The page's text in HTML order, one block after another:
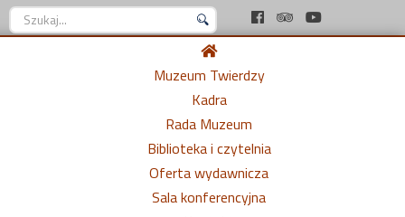
Szukaj...
Muzeum Twierdzy
Kadra
Rada Muzeum
Biblioteka i czytelnia
Oferta wydawnicza
Sala konferencyjna